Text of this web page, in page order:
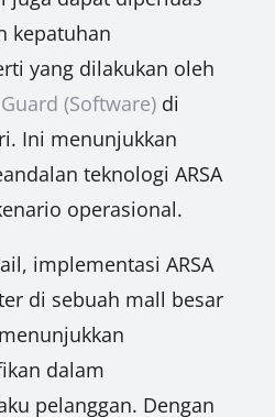
kepatuhan
yang dilakukan oleh
(Software)di
Ini menunjukkan
teknologi ARSA
operasional.
implementasi ARSA
di sebuah mall besar
dalam
pelanggan. Dengan